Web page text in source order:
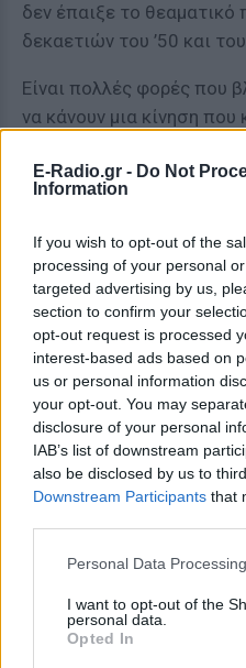
E-Radio.gr - Do Not
Information
If you wish to opt-out of the
processing of your personal
targeted advertising by us,
section to confirm your
opt-out request is processed
interest-based ads based on
us or personal information
your opt-out. You may
disclosure of your personal
IAB’s list of downstream
also be disclosed by us to
Downstream Participants that
Personal Data
I want to opt-out of the
personal data.
Opted In
δεν έπαιξε το
δεκαετιών του ’50 και του
Είναι πολλές φορές που
να κάνουν μια κίνηση που
μαζεμένους. Κι αυτό
παίκτης που έπαιξε σε
Ροναλντίνιο. Και η
τελευταία δυο Μουντιάλ
Βραζιλίας δεν ήταν η
επιστρέψει στις ρίζες
στο Ginga και το joga
παιχνιδιού, μπορεί να
παραμένει πανέμορφο...